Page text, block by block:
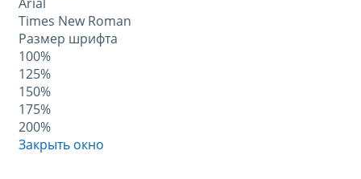
Arial
Times New Roman
Размер шрифта
100%
125%
150%
175%
200%
Закрыть окно